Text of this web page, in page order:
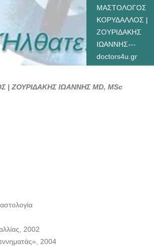
ΜΑΣΤΟΛΟΓΟΣ
ΚΟΡΥΔΑΛΛΟΣ |
ΖΟΥΡΙΔΑΚΗΣ
ΙΩΑΝΝΗΣ---
doctors4u.gr
ΜΑΣΤΟΛΟΓΟΣ
ΖΟΥΡΙΔΑΚΗΣ ΙΩΑΝΝΗΣ MD, MSc
2002
2004